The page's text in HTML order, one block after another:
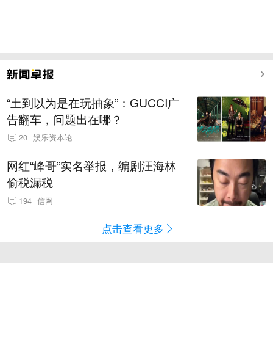
“土到以为是在玩抽象”：GUCCI广
告翻车，问题出在哪？
20 娱乐资本论
网红“峰哥”实名举报，编剧汪海林
偷税漏税
194 信网
点击查看更多